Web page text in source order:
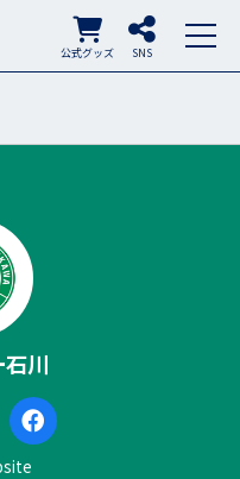
SNS
公式グッズ
川
Facebook